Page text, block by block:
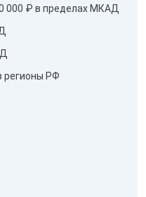
000 ₽ в пределах МКАД
регионы РФ